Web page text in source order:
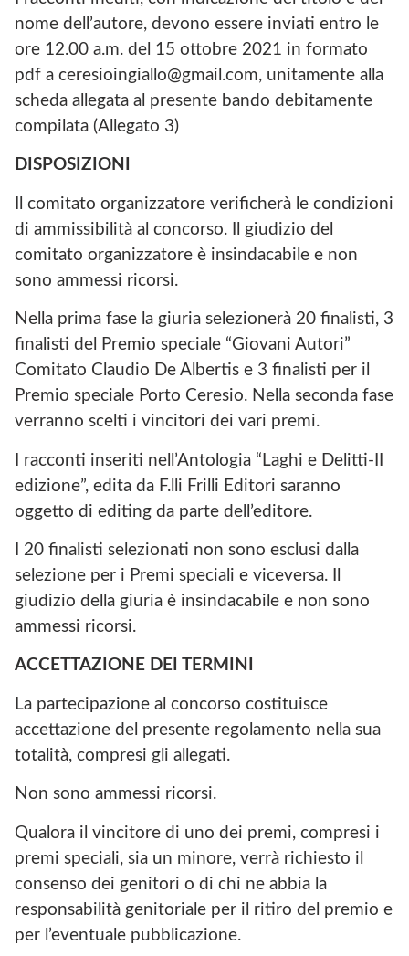
nome dell’autore, devono essere inviati entro le
ore 12.00 a.m. del 15 ottobre 2021 in formato
pdf a ceresioingiallo@gmail.com, unitamente alla
scheda allegata al presente bando debitamente
compilata (Allegato 3)
DISPOSIZIONI
Il comitato organizzatore verificherà le condizioni
di ammissibilità al concorso. Il giudizio del
comitato organizzatore è insindacabile e non
sono ammessi ricorsi.
Nella prima fase la giuria selezionerà 20 finalisti, 3
finalisti del Premio speciale “Giovani Autori”
Comitato Claudio De Albertis e 3 finalisti per il
Premio speciale Porto Ceresio. Nella seconda fase
verranno scelti i vincitori dei vari premi.
I racconti inseriti nell’Antologia “Laghi e Delitti-II
edizione”, edita da F.lli Frilli Editori saranno
oggetto di editing da parte dell’editore.
I 20 finalisti selezionati non sono esclusi dalla
selezione per i Premi speciali e viceversa. Il
giudizio della giuria è insindacabile e non sono
ammessi ricorsi.
ACCETTAZIONE DEI TERMINI
La partecipazione al concorso costituisce
accettazione del presente regolamento nella sua
totalità, compresi gli allegati.
Non sono ammessi ricorsi.
Qualora il vincitore di uno dei premi, compresi i
premi speciali, sia un minore, verrà richiesto il
consenso dei genitori o di chi ne abbia la
responsabilità genitoriale per il ritiro del premio e
per l’eventuale pubblicazione.